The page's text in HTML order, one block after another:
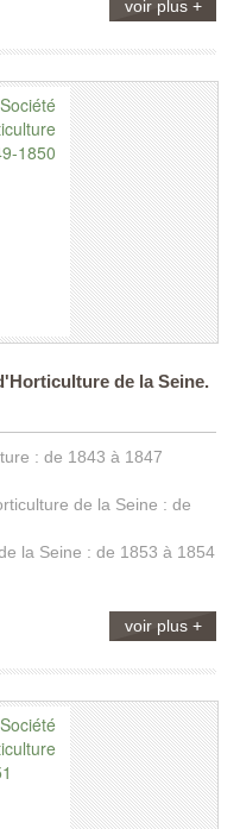
voir plus +
de la Seine.
: de 1843 à 1847
de la Seine : de
la Seine : de 1853 à 1854
voir plus +